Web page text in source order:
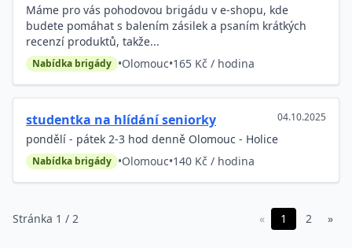
Máme pro vás pohodovou brigádu v e-shopu, kde
budete pomáhat s balením zásilek a psaním krátkých
recenzí produktů, takže...
Nabídka brigády •Olomouc•165 Kč / hodina
studentka na hlídání seniorky 04.10.2025
pondělí - pátek 2-3 hod denně Olomouc - Holice
Nabídka brigády •Olomouc•140 Kč / hodina
Stránka 1 / 2 « 1 2 »